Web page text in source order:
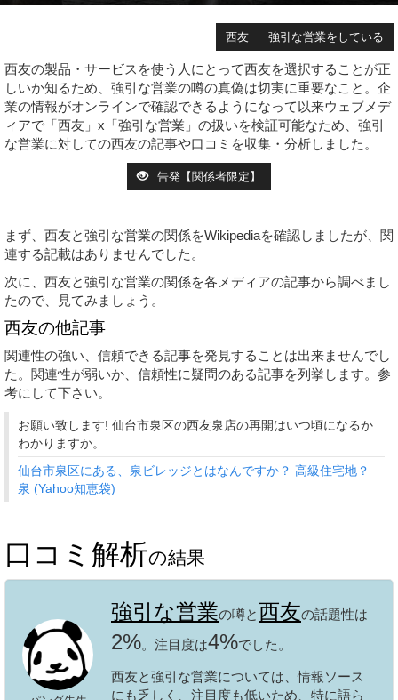
西友 強引な営業をしている
西友の製品・サービスを使う人にとって西友を選択することが正
しいか知るため、強引な営業の噂の真偽は切実に重要なこと。企
業の情報がオンラインで確認できるようになって以来ウェブメデ
ィアで「西友」x「強引な営業」の扱いを検証可能なため、強引
な営業に対しての西友の記事や口コミを収集・分析しました。
告発【関係者限定】
まず、西友と強引な営業の関係をWikipediaを確認しましたが、関
連する記載はありませんでした。
次に、西友と強引な営業の関係を各メディアの記事から調べまし
たので、見てみましょう。
西友の他記事
関連性の強い、信頼できる記事を発見することは出来ませんでし
た。関連性が弱いか、信頼性に疑問のある記事を列挙します。参
考にして下さい。
お願い致します! 仙台市泉区の西友泉店の再開はいつ頃になるか
わかりますか。 ...
仙台市泉区にある、泉ビレッジとはなんですか？ 高級住宅地？
泉 (Yahoo知恵袋)
口コミ解析の結果
強引な営業の噂と西友の話題性は
2%。注目度は4%でした。
西友と強引な営業については、情報ソース
にも乏しく、注目度も低いため、特に語ら